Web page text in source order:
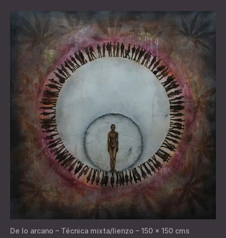
De lo arcano – Técnica mixta/lienzo – 150 x 150 cms